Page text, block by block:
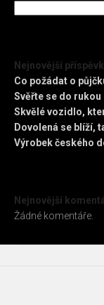
Nejnovější
Co požádat o
Svěřte se do
Skvělé vozidlo,
Dovolená se blíží,
Výrobek českého
Nejnovější
Žádné komentáře.